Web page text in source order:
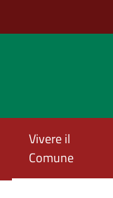
Vivere il
Comune